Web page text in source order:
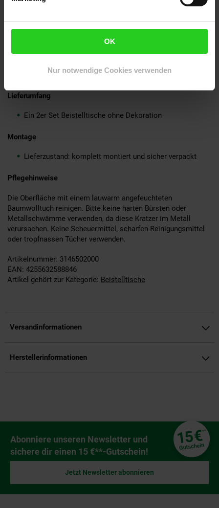
OK
Nur notwendige Cookies verwenden
und ist somit ein absolutes Einzelstück
Fußboden vor Kratzern
Material
Lackiertes Aluminium
Lieferumfang
Ein 2er Set Beistelltische ohne Dekoration
Montage
Lieferzustand: komplett montiert und sicher verpackt
Pflegehinweise
Die Oberfläche mit einem lauwarm angefeuchteten
Baumwolltuch reinigen. Bitte keine harten Bürsten oder
Metallschwämme verwenden, da diese Kratzer im Metall
verursachen. Keine Scheuermittel, scharfen Reinigungsmittel
oder tropfnassen Tücher verwenden.
Artikelnummer: 3146502000
EAN: 4255632588846
Artikel gehört zur Kategorie: Beistelltische
Versandinformationen
Herstellerinformationen
Newsletter Anmeldung
Abonniere unseren Newsletter und
sichere dir einen 15 €**-Gutschein!
15€**
Gutschein
Jetzt Newsletter abonnieren